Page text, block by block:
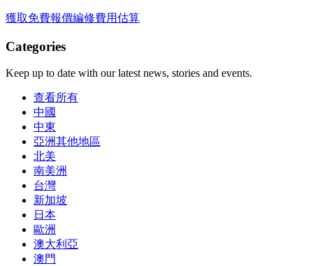
獲取免費報價編修費用估算
Categories
Keep up to date with our latest news, stories and events.
查看所有
中國
中東
亞洲其他地區
北美
南美洲
台灣
新加坡
日本
歐洲
澳大利亞
澳門